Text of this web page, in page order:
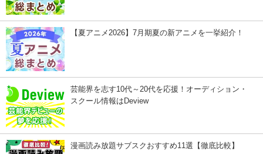
【夏アニメ2026】7月期夏の新アニメを一挙紹介！
芸能界を志す10代～20代を応援！オーディション・
スクール情報はDeview
漫画読み放題サブスクおすすめ11選【徹底比較】